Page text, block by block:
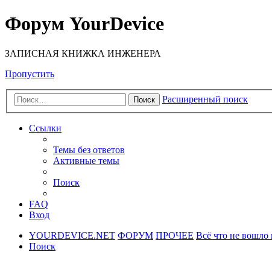
Форум YourDevice
ЗАПИСНАЯ КНИЖКА ИНЖЕНЕРА
Пропустить
Поиск Расширенный поиск
Ссылки
Темы без ответов
Активные темы
Поиск
FAQ
Вход
YOURDEVICE.NET ФОРУМ ПРОЧЕЕ Всё что не вошло
Поиск